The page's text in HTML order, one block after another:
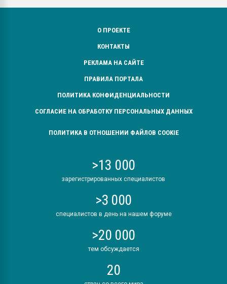
О ПРОЕКТЕ
КОНТАКТЫ
РЕКЛАМА НА САЙТЕ
ПРАВИЛА ПОРТАЛА
ПОЛИТИКА КОНФИДЕНЦИАЛЬНОСТИ
СОГЛАСИЕ НА ОБРАБОТКУ ПЕРСОНАЛЬНЫХ ДАННЫХ
ПОЛИТИКА В ОТНОШЕНИИ ФАЙЛОВ COOKIE
>13 000
зарегистрированных специалистов
>3 000
специалистов в день на нашем форуме
>20 000
тем обсуждается
20